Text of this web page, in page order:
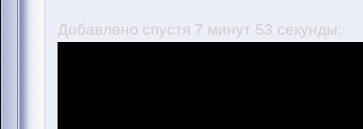
Добавлено спустя 7 минут 53 секунды: